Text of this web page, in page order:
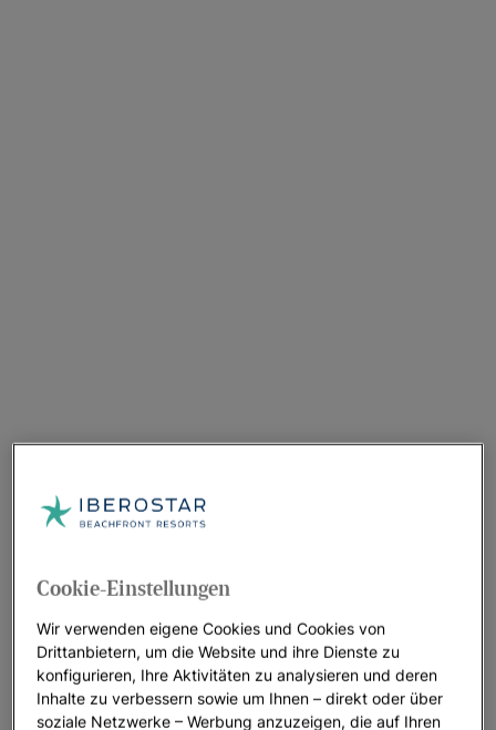
Ein Rundgang durch das Hotel
Cookie-Einstellungen
Wir verwenden eigene Cookies und Cookies von
Drittanbietern, um die Website und ihre Dienste zu
konfigurieren, Ihre Aktivitäten zu analysieren und deren
Inhalte zu verbessern sowie um Ihnen – direkt oder über
soziale Netzwerke – Werbung anzuzeigen, die auf Ihren